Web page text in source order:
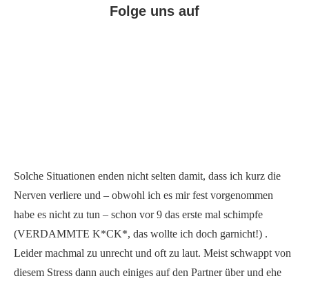
Folge uns auf
Solche Situationen enden nicht selten damit, dass ich kurz die
Nerven verliere und – obwohl ich es mir fest vorgenommen
habe es nicht zu tun – schon vor 9 das erste mal schimpfe
(VERDAMMTE K*CK*, das wollte ich doch garnicht!) .
Leider machmal zu unrecht und oft zu laut. Meist schwappt von
diesem Stress dann auch einiges auf den Partner über und ehe